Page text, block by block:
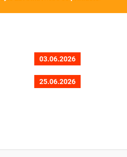
03.06.2026
25.06.2026